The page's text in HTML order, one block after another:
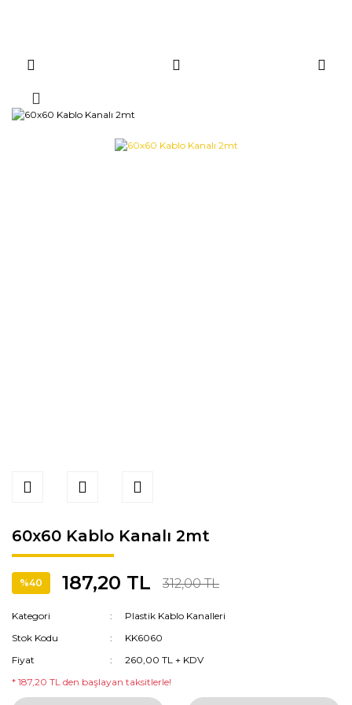
60x60 Kablo Kanalı 2mt
%40 187,20 TL 312,00 TL
Kategori
Plastik Kablo Kanalleri
Stok Kodu
KK6060
Fiyat
260,00 TL + KDV
* 187,20 TL den başlayan taksitlerle!